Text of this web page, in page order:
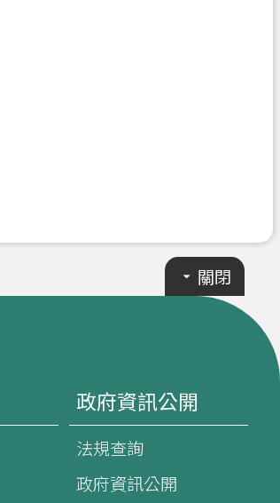
關閉
政府資訊公開
法規查詢
政府資訊公開